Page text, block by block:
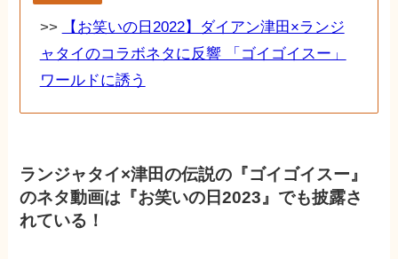
>>
【お笑いの日2022】ダイアン津田×ランジ
ャタイのコラボネタに反響 「ゴイゴイスー」
ワールドに誘う
ランジャタイ×津田の伝説の『ゴイゴイスー』
のネタ動画は『お笑いの日2023』でも披露さ
れている！